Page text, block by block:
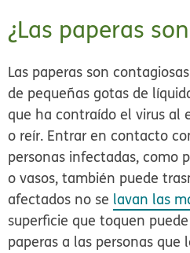
¿Las paperas
Las paperas son
de pequeñas gotas de
que ha contraído el virus al
o reír. Entrar en contacto
personas infectadas, como
o vasos, también puede
afectados no se lavan las
superficie que toquen
paperas a las personas que